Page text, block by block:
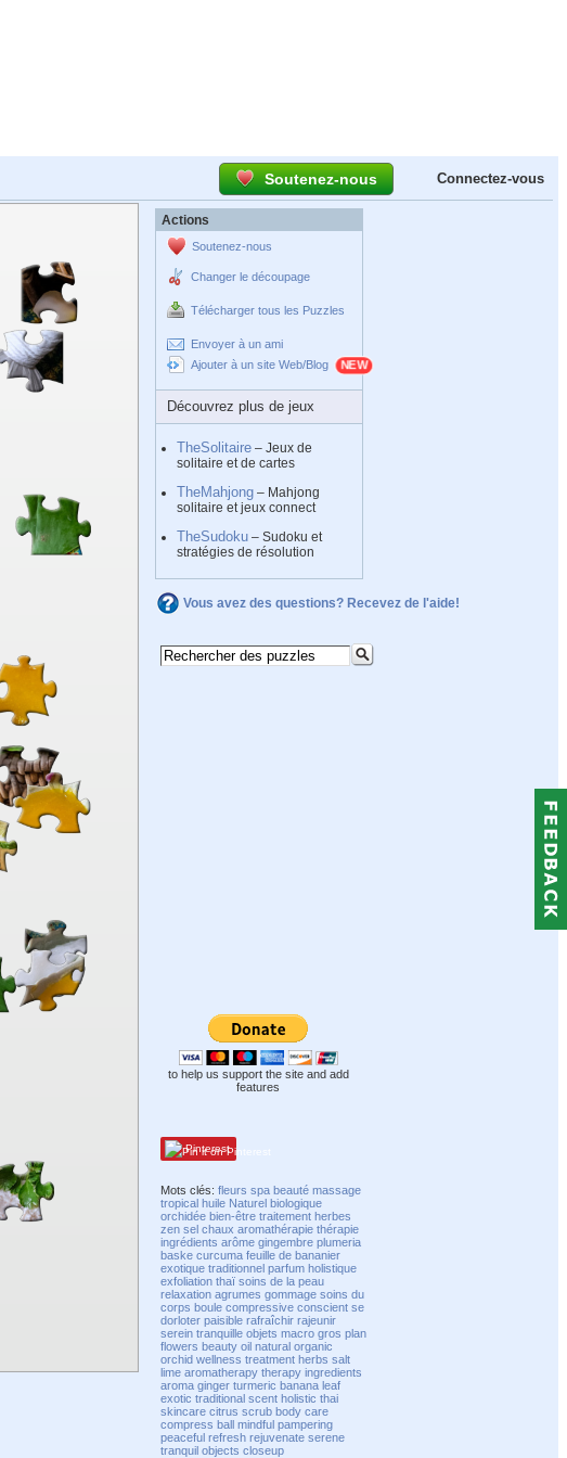
Soutenez-nous Connectez-vous
Actions
Soutenez-nous
Changer le découpage
Télécharger tous les Puzzles
Envoyer à un ami
Ajouter à un site Web/Blog
Découvrez plus de jeux
TheSolitaire – Jeux de
solitaire et de cartes
TheMahjong – Mahjong
solitaire et jeux connect
TheSudoku – Sudoku et
stratégies de résolution
Vous avez des questions? Recevez de l'aide!
to help us support the site and add
features
Pinterest
Mots clés:fleurs spa beauté massage
tropical huile Naturel biologique
orchidée bien-être traitement herbes
zen sel chaux aromathérapie thérapie
ingrédients arôme gingembre plumeria
baske curcuma feuille de bananier
exotique traditionnel parfum holistique
exfoliation thaï soins de la peau
relaxation agrumes gommage soins du
corps boule compressive conscient se
dorloter paisible rafraîchir rajeunir
serein tranquille objets macro gros plan
flowers beauty oil natural organic
orchid wellness treatment herbs salt
lime aromatherapy therapy ingredients
aroma ginger turmeric banana leaf
exotic traditional scent holistic thai
skincare citrus scrub body care
compress ball mindful pampering
peaceful refresh rejuvenate serene
tranquil objects closeup